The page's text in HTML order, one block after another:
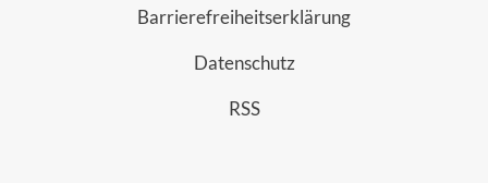
Barrierefreiheitserklärung
Datenschutz
RSS